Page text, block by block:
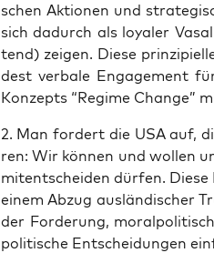
schen Aktio­nen und
sich dadurch als loya­ler
tend) zei­gen. Die­se
dest ver­ba­le Enga­ge­ment
Kon­zepts “Regime Chan­ge”
2. Man for­dert die USA auf,
ren: Wir kön­nen und wol­len
mit­ent­schei­den dür­fen.
einem Abzug aus­län­di­scher
der For­de­rung,
po­li­ti­sche Ent­schei­dun­gen